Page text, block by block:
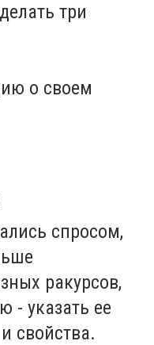
три
о своем
спросом,
ракурсов,
- указать ее
свойства.